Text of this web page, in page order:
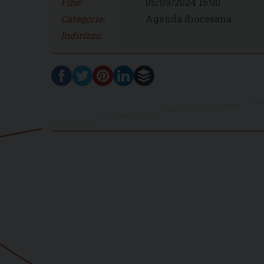
Categorie:
Agenda diocesana
Indirizzo: